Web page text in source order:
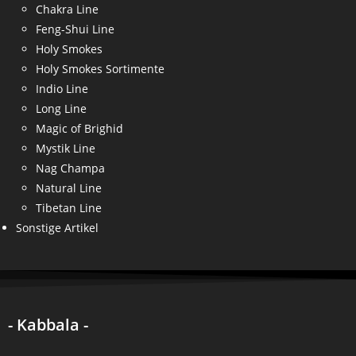
Chakra Line
Feng-Shui Line
Holy Smokes
Holy Smokes Sortimente
Indio Line
Long Line
Magic of Brighid
Mystik Line
Nag Champa
Natural Line
Tibetan Line
Sonstige Artikel
- Kabbala -